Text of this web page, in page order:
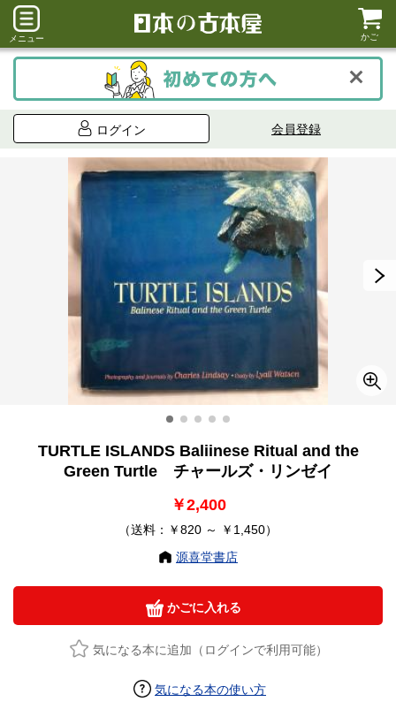
メニュー かご
ログイン 会員登録
TURTLE ISLANDS Baliinese Ritual and the
Green Turtle チャールズ・リンゼイ
￥2,400
（送料：￥820 ～ ￥1,450）
源喜堂書店
かごに入れる
気になる本に追加（ログインで利用可能）
気になる本の使い方